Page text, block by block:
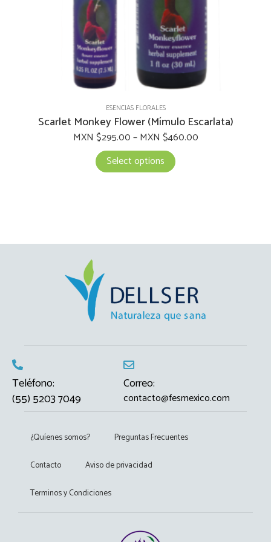
ESENCIAS FLORALES
Scarlet Monkey Flower (Mímulo Escarlata)
MXN $295.00–MXN $460.00
Select options
the
product
page
Teléfono:
(55) 5203 7049
Correo:
contacto@fesmexico.com
¿Quíenes somos? Preguntas Frecuentes
Contacto Aviso de privacidad
Terminos y Condiciones